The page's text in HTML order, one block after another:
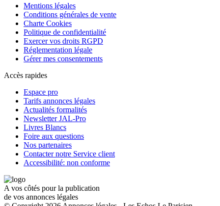
Mentions légales
Conditions générales de vente
Charte Cookies
Politique de confidentialité
Exercer vos droits RGPD
Réglementation légale
Gérer mes consentements
Accès rapides
Espace pro
Tarifs annonces légales
Actualités formalités
Newsletter JAL-Pro
Livres Blancs
Foire aux questions
Nos partenaires
Contacter notre Service client
Accessibilité: non conforme
A vos côtés pour la publication
de vos annonces légales